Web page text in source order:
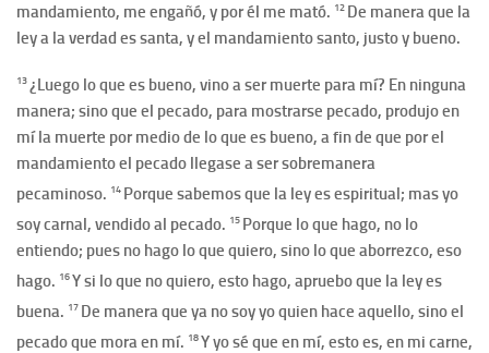
mandamiento, me engañó, y por él me mató. 12 De manera que la
ley a la verdad es santa, y el mandamiento santo, justo y bueno.
13¿Luego lo que es bueno, vino a ser muerte para mí? En ninguna
manera; sino que el pecado, para mostrarse pecado, produjo en
mí la muerte por medio de lo que es bueno, a fin de que por el
mandamiento el pecado llegase a ser sobremanera
pecaminoso. 14 Porque sabemos que la ley es espiritual; mas yo
soy carnal, vendido al pecado. 15 Porque lo que hago, no lo
entiendo; pues no hago lo que quiero, sino lo que aborrezco, eso
hago. 16Y si lo que no quiero, esto hago, apruebo que la ley es
buena. 17 De manera que ya no soy yo quien hace aquello, sino el
pecado que mora en mí. 18Y yo sé que en mí, esto es, en mi carne,